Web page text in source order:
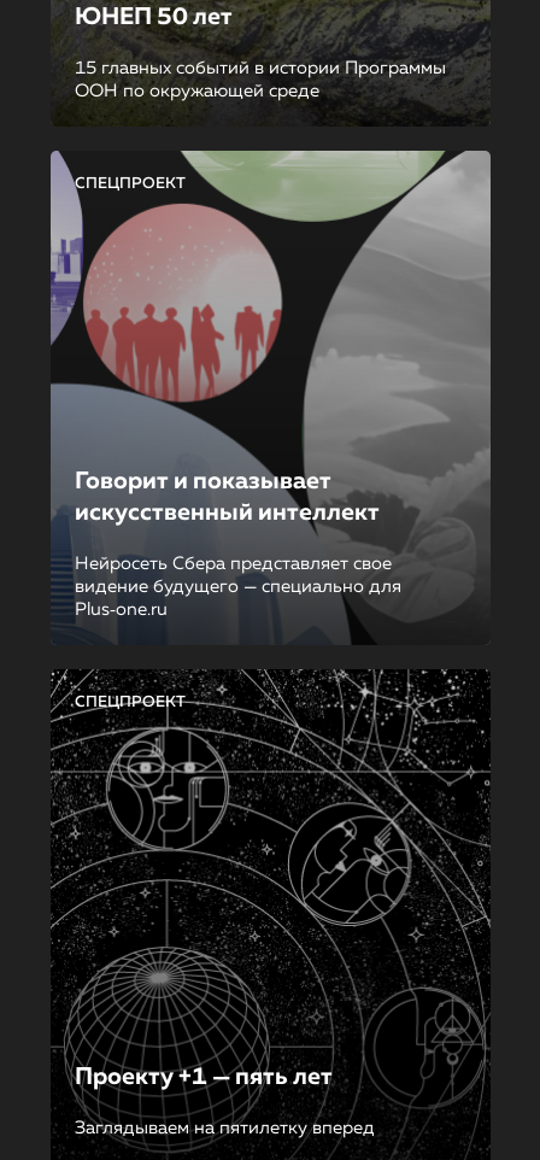
ЮНЕП 50 лет
15 главных событий в истории Программы
ООН по окружающей среде
СПЕЦПРОЕКТ
Говорит и показывает
искусственный интеллект
Нейросеть Сбера представляет свое
видение будущего — специально для
Plus‑one.ru
СПЕЦПРОЕКТ
Проекту +1 — пять лет
Заглядываем на пятилетку вперед